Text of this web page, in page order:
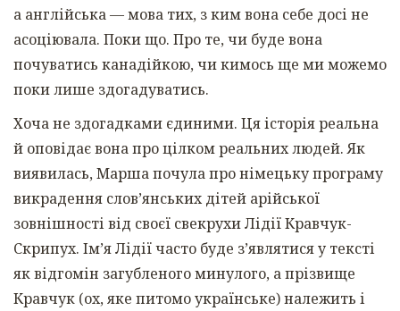
а англійська — мова тих, з ким вона себе досі не
асоціювала. Поки що. Про те, чи буде вона
почуватись канадійкою, чи кимось ще ми можемо
поки лише здогадуватись.
Хоча не здогадками єдиними. Ця історія реальна
й оповідає вона про цілком реальних людей. Як
виявилась, Марша почула про німецьку програму
викрадення словʼянських дітей арійської
зовнішності від своєї свекрухи Лідії Кравчук-
Скрипух. Імʼя Лідії часто буде зʼявлятися у тексті
як відгомін загубленого минулого, а прізвище
Кравчук (ох, яке питомо українське) належить і